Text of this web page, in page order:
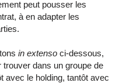
peut pousser les
à en adapter les
in extenso ci-dessous,
dans un groupe de
avec le holding, tantôt avec